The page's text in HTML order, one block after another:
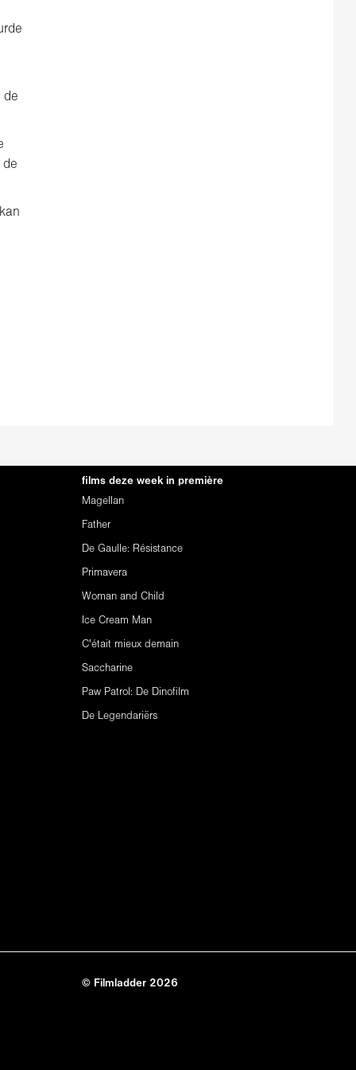
de
de
films deze week in première
Magellan
Father
De Gaulle: Résistance
Primavera
Woman and Child
Ice Cream Man
C'était mieux demain
Saccharine
Paw Patrol: De Dinofilm
De Legendariërs
© Filmladder 2026